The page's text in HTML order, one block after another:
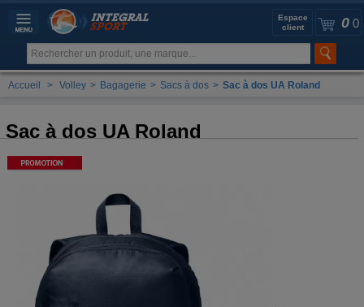
0 0
Espace
client
Accueil > Volley > Bagagerie > Sacs à dos > Sac à dos UA Roland
Sac à dos UA Roland